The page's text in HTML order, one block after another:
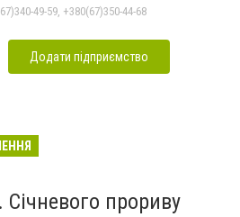
49-59, +380(67)350-44-68
Додати підприємство
Січневого прориву